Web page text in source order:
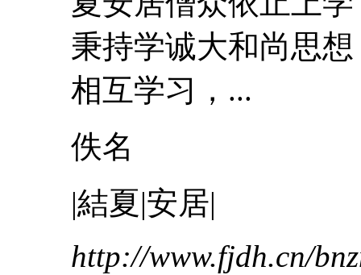
秉持学诚大和尚思
相互学习，...
佚名
|結夏|安居|
http://www.fjdh.cn/